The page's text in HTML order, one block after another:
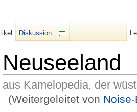
Neuseeland
aus Kamelopedia, der
(Weitergeleitet von
Diskussion